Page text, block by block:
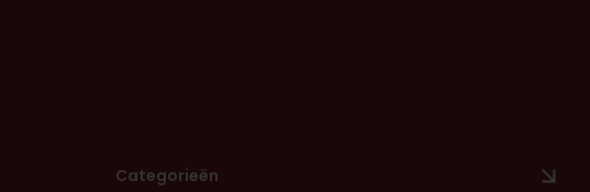
Categorieën